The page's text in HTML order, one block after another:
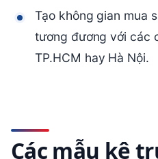
Tạo không gian mua
tương đương với các
TP.HCM hay Hà Nội.
Các mẫu kệ